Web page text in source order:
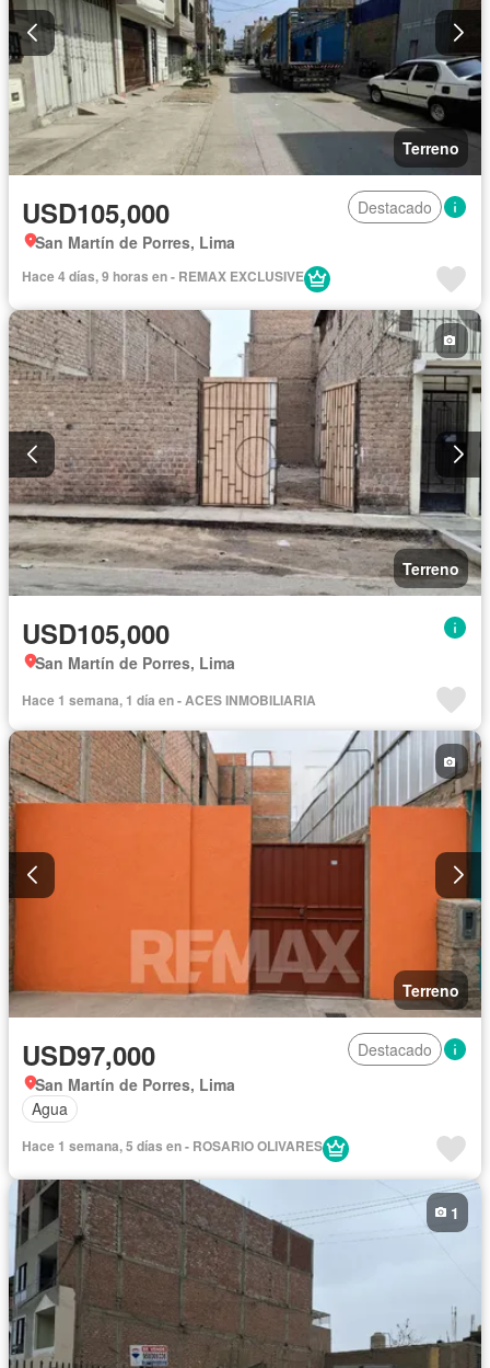
Terreno
USD105,000
Destacado
San Martín de Porres, Lima
Hace 4 días, 9 horas en - REMAX EXCLUSIVE
Terreno
USD105,000
San Martín de Porres, Lima
Hace 1 semana, 1 día en - ACES INMOBILIARIA
Terreno
USD97,000
Destacado
San Martín de Porres, Lima
Agua
Hace 1 semana, 5 días en - ROSARIO OLIVARES
1